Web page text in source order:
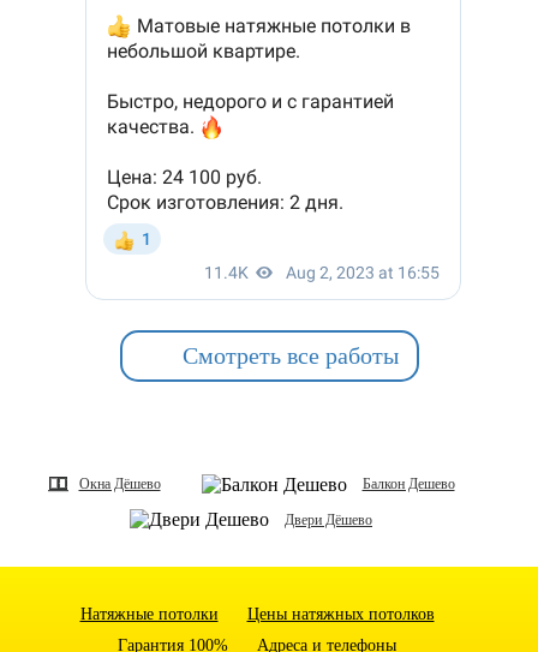
Смотреть все работы
Окна Дёшево Балкон Дешево
Двери Дёшево
Натяжные потолки
Цены натяжных потолков
Гарантия 100%
Адреса и телефоны